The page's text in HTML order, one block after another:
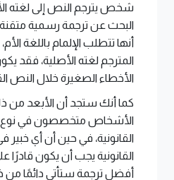
شخص يترجم النص إلى لغته
البحث عن ترجمة رسمية
أنها تتطلب الإلمام باللغة
المترجم لغته الأصلية، فقد
الأخطاء الصغيرة خلال النص
كما أنك ستجد أن الأبعد من
الأشخاص متخصصون في نوع
القانونية، في حين أن أي خبير
القانونية يجب أن يكون قادرًا
أفضل ترجمة ستأتي دائمًا من